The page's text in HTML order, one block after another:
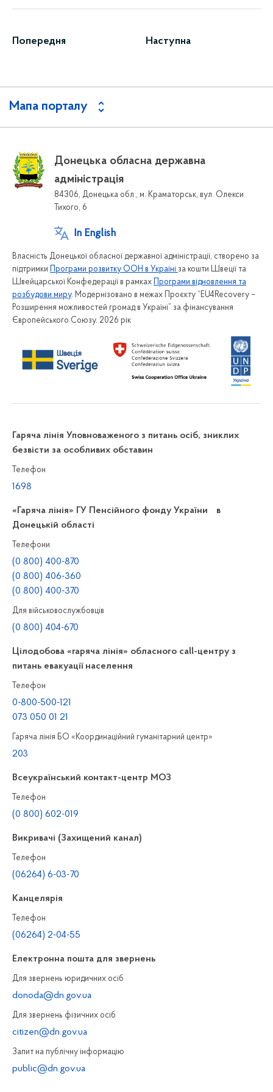
Попередня Наступна
Мапа порталу
Донецька обласна державна
адміністрація
84306, Донецька обл., м. Краматорськ, вул. Олекси
Тихого, 6
In English
Власність Донецької обласної державної адміністрації, створено за
підтримки Програми розвитку ООН в Україні за кошти Швеції та
Швейцарської Конфедерації в рамках Програми відновлення та
розбудови миру. Модернізовано в межах Проєкту “EU4Recovery –
Розширення можливостей громад в Україні” за фінансування
Європейського Союзу. 2026 рік
Гаряча лінія Уповноваженого з питань осіб, зниклих
безвісти за особливих обставин
Телефон
1698
«Гаряча лінія» ГУ Пенсійного фонду України в
Донецькій області
Телефони
(0 800) 400-870
(0 800) 406-360
(0 800) 400-370
Для військовослужбовців
(0 800) 404-670
Цілодобова «гаряча лінія» обласного call-центру з
питань евакуації населення
Телефон
0-800-500-121
073 050 01 21
Гаряча лінія БО «Координаційний гуманітарний центр»
203
Всеукраїнський контакт-центр МОЗ
Телефон
(0 800) 602-019
Викривачі (Захищений канал)
Телефон
(06264) 6-03-70
Канцелярiя
Телефон
(06264) 2-04-55
Електронна пошта для звернень
Для звернень юридичних осiб
donoda@dn.gov.ua
Для звернень фізичних осiб
citizen@dn.gov.ua
Запит на публiчну інформацiю
public@dn.gov.ua